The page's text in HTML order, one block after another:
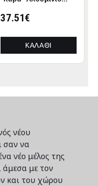
155 cm D. 205 cm
37.51€
ΚΑΛΆΘΙ
νέου
σαν να
νέο μέλος της
άμεσα με τον
και του χώρου